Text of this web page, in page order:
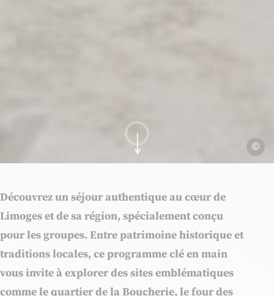
Ville de
Aller au contenu
Découvrez un séjour authentique au cœur de
Limoges et de sa région, spécialement conçu
pour les groupes. Entrepatrimoine historique et
traditions locales, ce programme clé en main
vous invite à explorer des sites emblématiques
comme le quartier de la Boucherie, le four des